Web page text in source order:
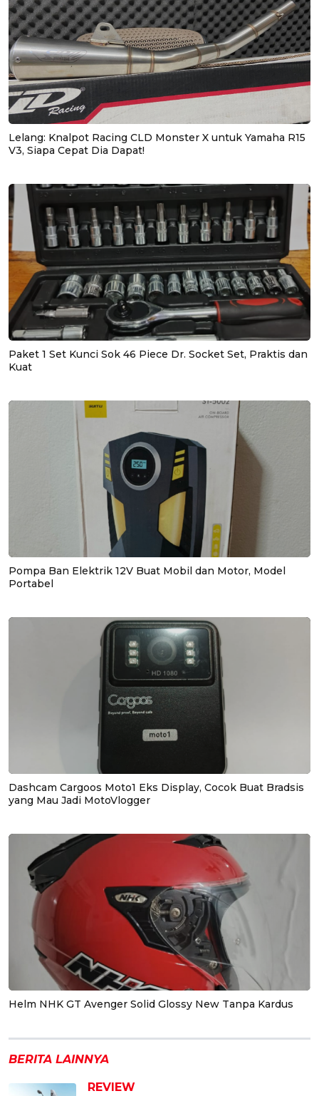
Lelang: Knalpot Racing CLD Monster X untuk Yamaha R15
V3, Siapa Cepat Dia Dapat!
Paket 1 Set Kunci Sok 46 Piece Dr. Socket Set, Praktis dan
Kuat
Pompa Ban Elektrik 12V Buat Mobil dan Motor, Model
Portabel
Dashcam Cargoos Moto1 Eks Display, Cocok Buat Bradsis
yang Mau Jadi MotoVlogger
Helm NHK GT Avenger Solid Glossy New Tanpa Kardus
BERITA LAINNYA
REVIEW